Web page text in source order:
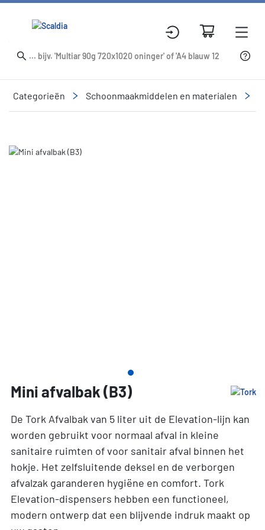
Categorieën Schoonmaakmiddelen en materialen
Slide 1 of 1
Mini afvalbak (B3)
De Tork Afvalbak van 5 liter uit de Elevation-lijn kan
worden gebruikt voor normaal afval in kleine
sanitaire ruimten of voor sanitair afval binnen het
hokje. Het zelfsluitende deksel en de verborgen
afvalzak garanderen hygiëne en comfort. Tork
Elevation-dispensers hebben een functioneel,
modern ontwerp dat een blijvende indruk maakt op